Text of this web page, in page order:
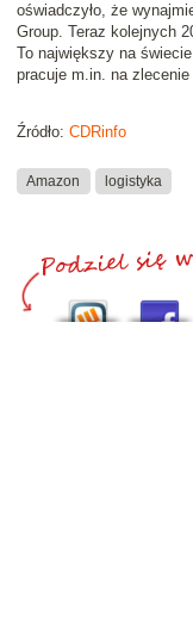
oświadczyło, że
Group. Teraz kolejnych
To największy na
pracuje m.in. na zlecenie
Źródło: CDRinfo
Amazon logistyka